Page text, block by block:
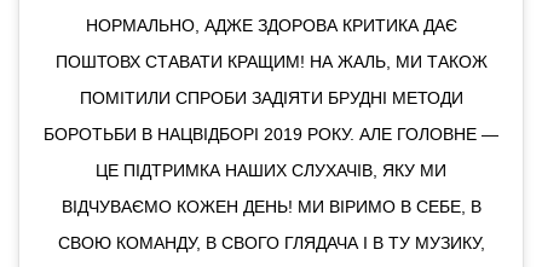
НОРМАЛЬНО, АДЖЕ ЗДОРОВА КРИТИКА ДАЄ
ПОШТОВХ СТАВАТИ КРАЩИМ! НА ЖАЛЬ, МИ ТАКОЖ
ПОМІТИЛИ СПРОБИ ЗАДІЯТИ БРУДНІ МЕТОДИ
БОРОТЬБИ В НАЦВІДБОРІ 2019 РОКУ. АЛЕ ГОЛОВНЕ —
ЦЕ ПІДТРИМКА НАШИХ СЛУХАЧІВ, ЯКУ МИ
ВІДЧУВАЄМО КОЖЕН ДЕНЬ! МИ ВІРИМО В СЕБЕ, В
СВОЮ КОМАНДУ, В СВОГО ГЛЯДАЧА І В ТУ МУЗИКУ,